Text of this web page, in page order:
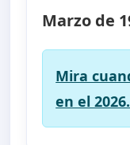
Marzo de
Mira
en el 2026.